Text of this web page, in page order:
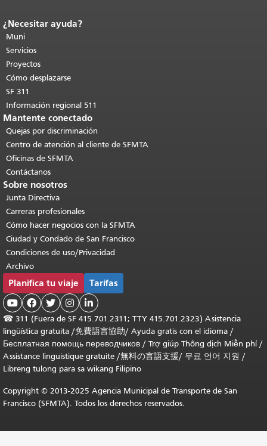
Fin del contenido de la página.
de esta página se repite en todas las
páginas.Volver al principio del
contenido principal
¿Necesitar ayuda?
Muni
Servicios
Proyectos
Cómo desplazarse
SF 311
Información regional 511
Mantente conectado
Quejas por discriminación
Centro de atención al cliente de SFMTA
Oficinas de SFMTA
Contáctanos
Sobre nosotros
Junta Directiva
Carreras profesionales
Cómo hacer negocios con la SFMTA
Ciudad y Condado de San Francisco
Condiciones de uso/Privacidad
Archivo
Planifica tu viaje Tarifas
    
☎ 311 (Fuera de SF 415.701.2311; TTY 415.701.2323) Asistencia
lingüística gratuita /免費語言協助/ Ayuda gratis con el idioma /
Бесплатная помощь переводчиков / Trợ giúp Thông dịch Miễn phí/
Assistance linguistique gratuite /無料の言語支援/ 무료 언어 지원 /
Libreng tulong para sa wikang Filipino
Copyright © 2013-2025 Agencia Municipal de Transporte de San
Francisco (SFMTA). Todos los derechos reservados.